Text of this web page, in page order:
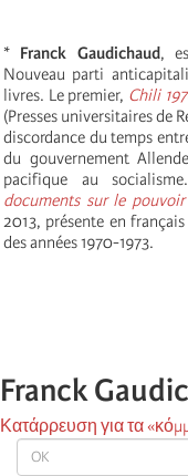
OK
* Franck Gaudichaud,
Nouveau parti
livres. Le premier, Chili
(Presses universitaires de
discordance du temps
du gouvernement
pacifique au
documents sur le
2013, présente en
des années 1970-1973.
Franck
Κατάρρευση για τα